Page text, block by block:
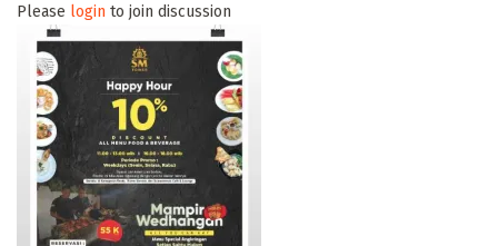
Please login to join discussion